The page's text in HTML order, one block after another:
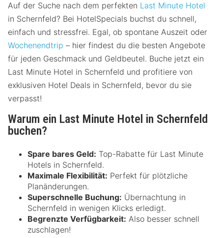
Auf der Suche nach dem perfekten Last Minute Hotel
in Schernfeld? Bei HotelSpecials buchst du schnell,
einfach und stressfrei. Egal, ob spontane Auszeit oder
Wochenendtrip – hier findest du die besten Angebote
für jeden Geschmack und Geldbeutel. Buche jetzt ein
Last Minute Hotel in Schernfeld und profitiere von
exklusiven Hotel Deals in Schernfeld, bevor du sie
verpasst!
Warum ein Last Minute Hotel in Schernfeld
buchen?
Spare bares Geld: Top-Rabatte für Last Minute
Hotels in Schernfeld.
Maximale Flexibilität: Perfekt für plötzliche
Planänderungen.
Superschnelle Buchung: Übernachtung in
Schernfeld in wenigen Klicks erledigt.
Begrenzte Verfügbarkeit: Also besser schnell
zuschlagen!